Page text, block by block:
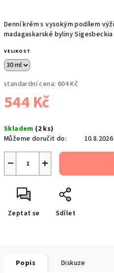
Denní krém s vysokým podílem
madagaskarské byliny
VELIKOST
standardní cena: 604 Kč
544 Kč
cena:
Skladem (2 ks)
Můžeme doručit do:
10.8.2026
+
−
Zeptat se Sdílet
Popis Diskuze